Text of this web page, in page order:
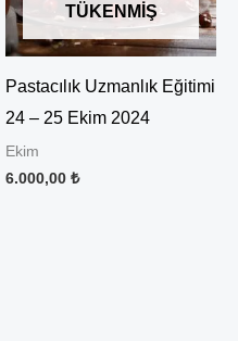
TÜKENMIŞ
Pastacılık Uzmanlık Eğitimi
24 – 25 Ekim 2024
Ekim
6.000,00 ₺